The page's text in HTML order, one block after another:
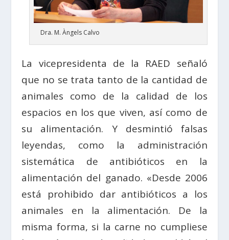
Dra. M. Àngels Calvo
La vicepresidenta de la RAED señaló
que no se trata tanto de la cantidad de
animales como de la calidad de los
espacios en los que viven, así como de
su alimentación. Y desmintió falsas
leyendas, como la administración
sistemática de antibióticos en la
alimentación del ganado. «Desde 2006
está prohibido dar antibióticos a los
animales en la alimentación. De la
misma forma, si la carne no cumpliese